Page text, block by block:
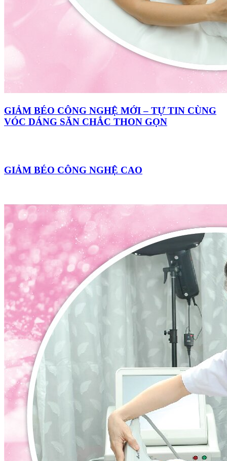
GIẢM BÉO CÔNG NGHỆ MỚI – TỰ TIN CÙNG
VÓC DÁNG SĂN CHẮC THON GỌN
GIẢM BÉO CÔNG NGHỆ CAO